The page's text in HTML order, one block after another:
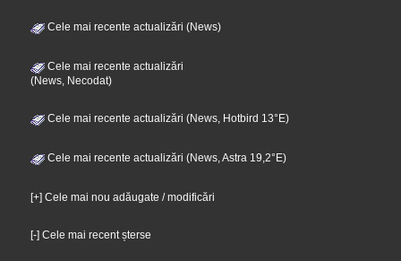
Cele mai recente actualizări (News)
Cele mai recente actualizări
(News, Necodat)
Cele mai recente actualizări (News, Hotbird 13°E)
Cele mai recente actualizări (News, Astra 19,2°E)
[+] Cele mai nou adăugate / modificări
[-] Cele mai recent șterse